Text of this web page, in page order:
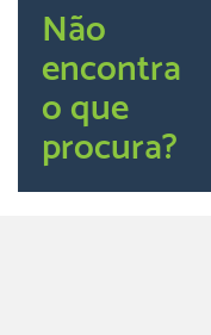
Não
encontra
o que
procura?